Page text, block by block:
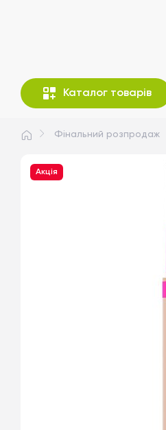
Каталог товарів
Фінальний розпродаж
Акція